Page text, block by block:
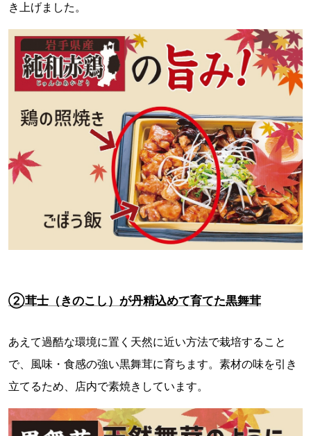
き上げました。
②茸士（きのこし）が丹精込めて育てた黒舞茸
あえて過酷な環境に置く天然に近い方法で栽培すること
で、風味・食感の強い黒舞茸に育ちます。素材の味を引き
立てるため、店内で素焼きしています。